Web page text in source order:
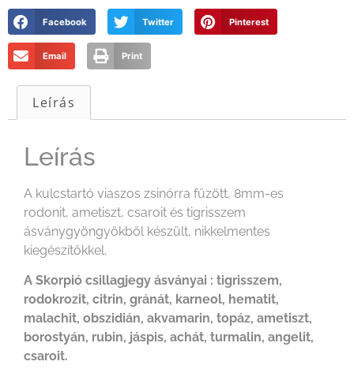
Facebook Twitter Pinterest
Email Print
Leírás
Leírás
A kulcstartó viaszos zsinórra fűzött, 8mm-es
rodonit, ametiszt, csaroit és tigrisszem
ásványgyöngyökből készült, nikkelmentes
kiegészítőkkel.
A Skorpió csillagjegy ásványai : tigrisszem,
rodokrozit, citrin, gránát, karneol, hematit,
malachit, obszidián, akvamarin, topáz, ametiszt,
borostyán, rubin, jáspis, achát, turmalin, angelit,
csaroit.